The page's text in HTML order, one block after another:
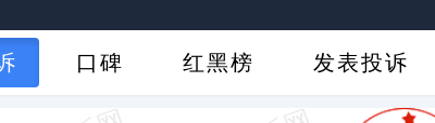
口碑 红黑榜 发表投诉